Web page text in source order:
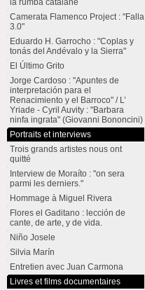
la rumba catalane
Camerata Flamenco Project : "Falla
3.0"
Eduardo H. Garrocho : "Coplas y
tonás del Andévalo y la Sierra"
El Último Grito
Jorge Cardoso : "Apuntes de
interpretación para el
Renacimiento y el Barroco" / L’
Yriade - Cyril Auvity : "Barbara
ninfa ingrata" (Giovanni Bononcini)
Portraits et interviews
Trois grands artistes nous ont
quitté
Interview de Moraíto : "on sera
parmi les derniers."
Hommage à Miguel Rivera
Flores el Gaditano : lección de
cante, de arte, y de vida.
Niño Josele
Silvia Marín
Entretien avec Juan Carmona
Livres et films documentaires